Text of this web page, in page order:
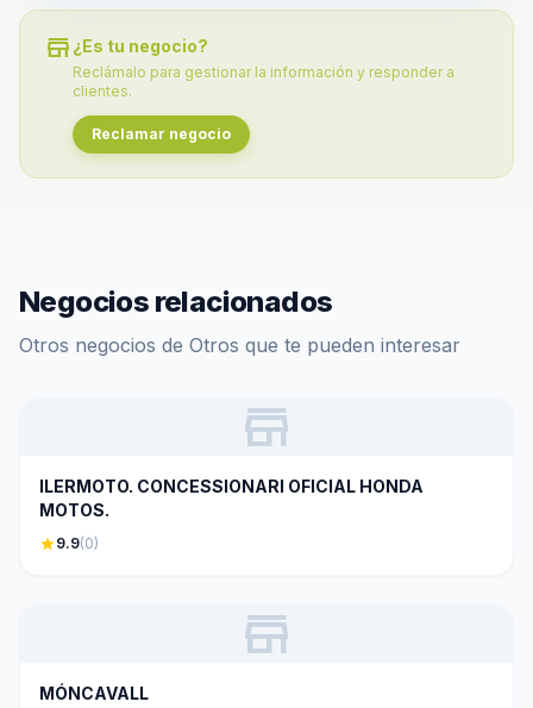
store ¿Es tu negocio?
Reclámalo para gestionar la información y responder a
clientes.
Reclamar negocio
Negocios relacionados
Otros negocios de Otros que te pueden interesar
store
ILERMOTO. CONCESSIONARI OFICIAL HONDA
MOTOS.
star9.9(0)
store
MÓNCAVALL